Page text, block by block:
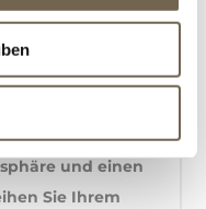
kombiniert
eleganten
(150 mm).
sorgt es
und einen
Sie Ihrem